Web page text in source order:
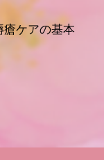
ケアの基本